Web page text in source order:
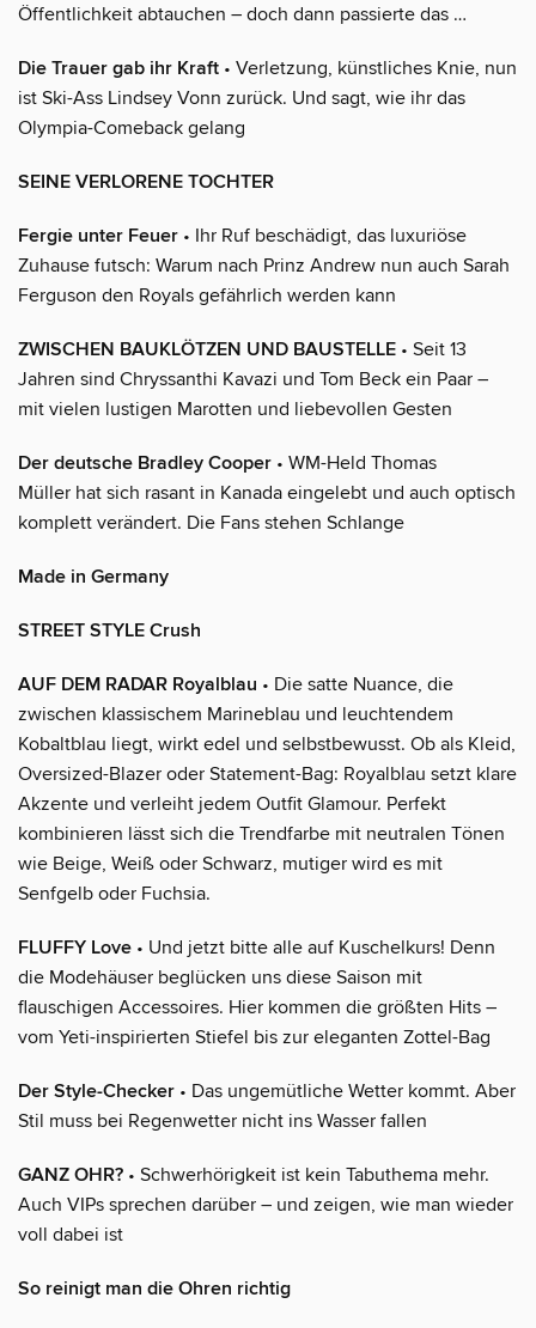
Öffentlichkeit abtauchen – doch dann passierte das …
Die Trauer gab ihr Kraft • Verletzung, künstliches Knie, nun
ist Ski-Ass Lindsey Vonn zurück. Und sagt, wie ihr das
Olympia-Comeback gelang
SEINE VERLORENE TOCHTER
Fergie unter Feuer • Ihr Ruf beschädigt, das luxuriöse
Zuhause futsch: Warum nach Prinz Andrew nun auch Sarah
Ferguson den Royals gefährlich werden kann
ZWISCHEN BAUKLÖTZEN UND BAUSTELLE • Seit 13
Jahren sind Chryssanthi Kavazi und Tom Beck ein Paar –
mit vielen lustigen Marotten und liebevollen Gesten
Der deutsche Bradley Cooper • WM-Held Thomas
Müller hat sich rasant in Kanada eingelebt und auch optisch
komplett verändert. Die Fans stehen Schlange
Made in Germany
STREET STYLE Crush
AUF DEM RADAR Royalblau • Die satte Nuance, die
zwischen klassischem Marineblau und leuchtendem
Kobaltblau liegt, wirkt edel und selbstbewusst. Ob als Kleid,
Oversized-Blazer oder Statement-Bag: Royalblau setzt klare
Akzente und verleiht jedem Outfit Glamour. Perfekt
kombinieren lässt sich die Trendfarbe mit neutralen Tönen
wie Beige, Weiß oder Schwarz, mutiger wird es mit
Senfgelb oder Fuchsia.
FLUFFY Love • Und jetzt bitte alle auf Kuschelkurs! Denn
die Modehäuser beglücken uns diese Saison mit
flauschigen Accessoires. Hier kommen die größten Hits –
vom Yeti-inspirierten Stiefel bis zur eleganten Zottel-Bag
Der Style-Checker • Das ungemütliche Wetter kommt. Aber
Stil muss bei Regenwetter nicht ins Wasser fallen
GANZ OHR? • Schwerhörigkeit ist kein Tabuthema mehr.
Auch VIPs sprechen darüber – und zeigen, wie man wieder
voll dabei ist
So reinigt man die Ohren richtig